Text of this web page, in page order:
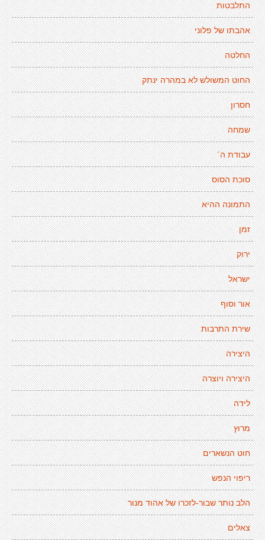
התלבטות
אהבתו של פלוני
החלטה
החוט המשולש לא במהרה ינתק
חסרון
שמחה
עבודת ה´
סוכת הסוס
התמונה ההיא
זמן
ירוק
ישראל
אור וסוף
שירת התרבות
היצירה
היצירה ויוצרה
לידה
מרוץ
חוט הנשארים
ריפוי הנפש
הלב נותר שבור-לזכרו של אהוד מנור
צאלים